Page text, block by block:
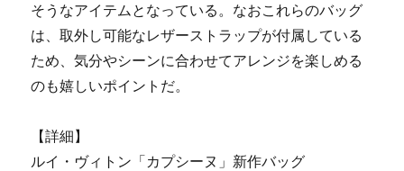
そうなアイテムとなっている。なおこれらのバッグ
は、取外し可能なレザーストラップが付属している
ため、気分やシーンに合わせてアレンジを楽しめる
のも嬉しいポイントだ。
【詳細】
ルイ・ヴィトン「カプシーヌ」新作バッグ